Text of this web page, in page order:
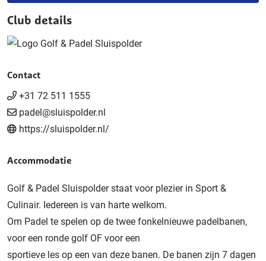
Club details
Contact
+31 72 511 1555
padel@sluispolder.nl
https://sluispolder.nl/
Accommodatie
Golf & Padel Sluispolder staat voor plezier in Sport &
Culinair. Iedereen is van harte welkom.
Om Padel te spelen op de twee fonkelnieuwe padelbanen,
voor een ronde golf OF voor een
sportieve les op een van deze banen. De banen zijn 7 dagen